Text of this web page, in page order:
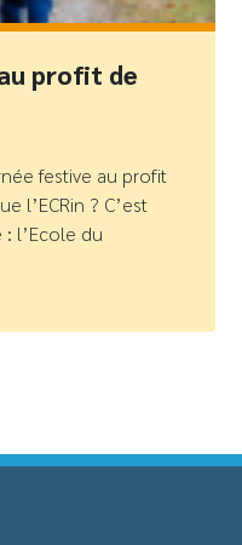
profit de
festive au profit
l’ECRin ? C’est
l’Ecole du